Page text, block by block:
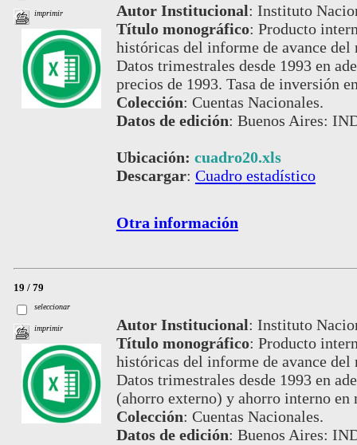
imprimir Autor Institucional: Instituto
Título monográfico: Producto
históricas del informe de avance
Datos trimestrales desde 1993 en
precios de 1993. Tasa de inversión
Colección: Cuentas Nacionales.
Datos de edición: Buenos Aires:
Ubicación: cuadro20.xls
Descargar: Cuadro estadístico
Otra información
19 / 79
seleccionar
imprimir Autor Institucional: Instituto
Título monográfico: Producto
históricas del informe de avance
Datos trimestrales desde 1993 en
(ahorro externo) y ahorro interno en
Colección: Cuentas Nacionales.
Datos de edición: Buenos Aires: